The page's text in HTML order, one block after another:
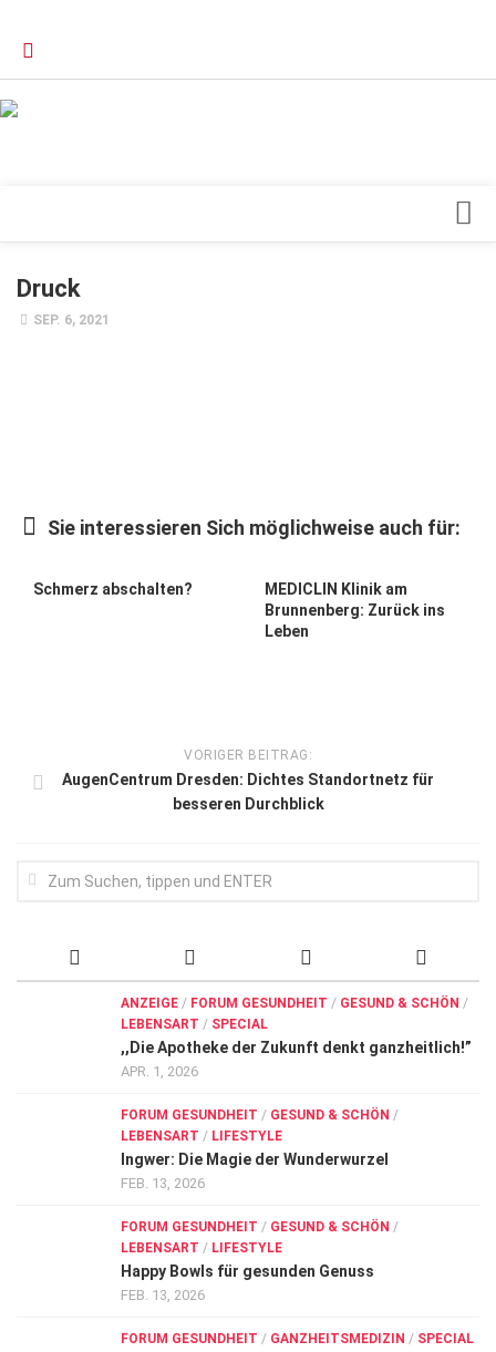
Forschung
Forum Gesundheit
Hören
Druck
SEP. 6, 2021
Sie interessieren Sich möglichweise auch für:
Schmerz abschalten?
MEDICLIN Klinik am
Brunnenberg: Zurück ins
Leben
VORIGER BEITRAG:
AugenCentrum Dresden: Dichtes Standortnetz für
besseren Durchblick
ANZEIGE / FORUM GESUNDHEIT / GESUND & SCHÖN /
LEBENSART / SPECIAL
,,Die Apotheke der Zukunft denkt ganzheitlich!”
APR. 1, 2026
FORUM GESUNDHEIT / GESUND & SCHÖN /
LEBENSART / LIFESTYLE
Ingwer: Die Magie der Wunderwurzel
FEB. 13, 2026
FORUM GESUNDHEIT / GESUND & SCHÖN /
LEBENSART / LIFESTYLE
Happy Bowls für gesunden Genuss
FEB. 13, 2026
FORUM GESUNDHEIT / GANZHEITSMEDIZIN / SPECIAL